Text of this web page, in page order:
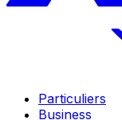
Particuliers
Business